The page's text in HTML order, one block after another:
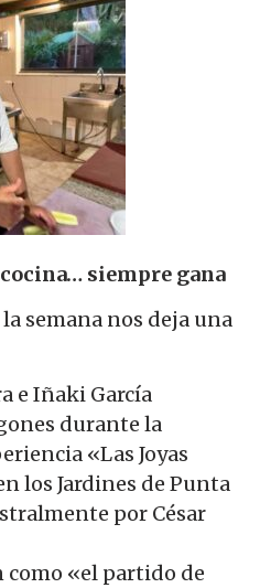
siempre gana
semana nos deja una
e Iñaki García
durante la
«Las Joyas
los Jardines de Punta
por César
«el partido de